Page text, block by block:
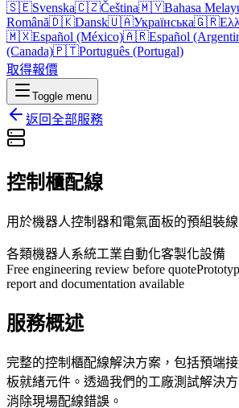
🇸🇪Svenska🇨🇿Čeština🇲🇾Bahasa
Română🇩🇰Dansk🇺🇦Українська🇬🇷
🇲🇽Español (México)🇦🇷Español
(Canada)🇵🇹Português (Portugal)
取得報價
Toggle menu
返回全部服務
控制櫃配線
用於機器人控制器和電氣面板的預組裝線
各類機器人系統工業自動化客製化設備
Free engineering review before quote
report and documentation available
服務概述
完整的控制櫃配線解決方案，包括預端
板就緒元件。透過我們的工廠測試解決
消除現場配線錯誤。